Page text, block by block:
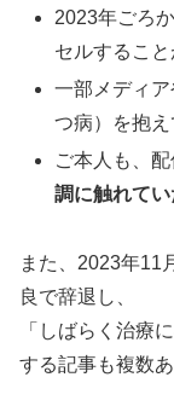
2023年ごろ
セルするこ
一部メディ
つ病）を抱
ご本人も、
調に触れてい
また、2023年11
良で辞退し、
「しばらく治療
する記事も複数あ